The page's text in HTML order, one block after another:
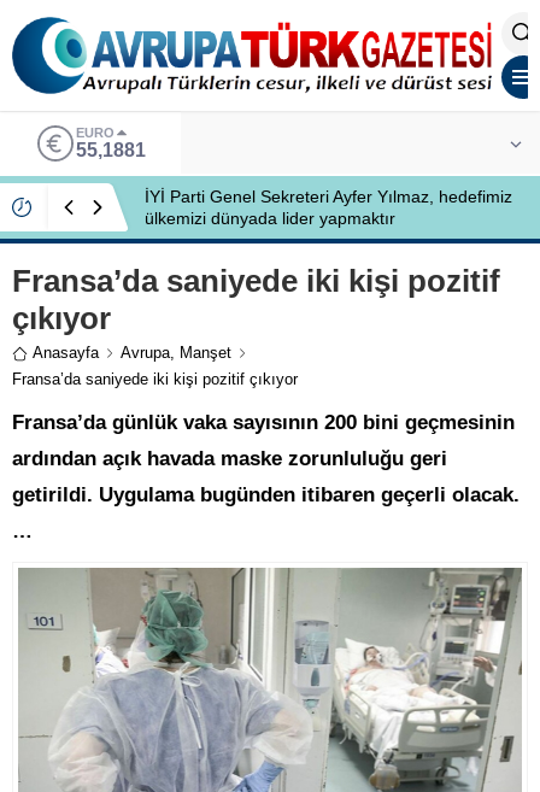
EURO
55,1881
İYİ Parti Genel Sekreteri Ayfer Yılmaz, hedefimiz
ülkemizi dünyada lider yapmaktır
Fransa’da saniyede iki kişi pozitif
çıkıyor
Anasayfa Avrupa, Manşet
Fransa’da saniyede iki kişi pozitif çıkıyor
Fransa’da günlük vaka sayısının 200 bini geçmesinin
ardından açık havada maske zorunluluğu geri
getirildi. Uygulama bugünden itibaren geçerli olacak.
…